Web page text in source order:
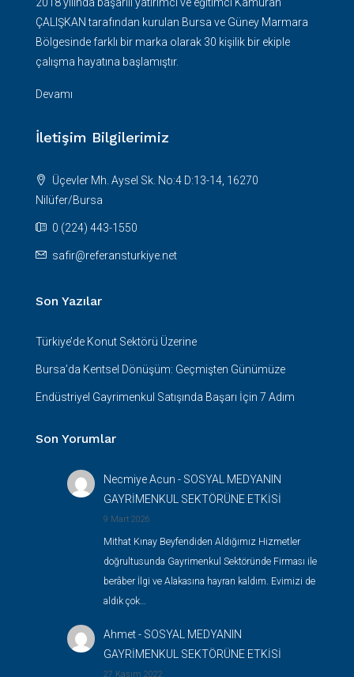
ÇALIŞKAN tarafından kurulan Bursa ve Güney Marmara
Bölgesinde farklı bir marka olarak 30 kişilik bir ekiple
çalışma hayatına başlamıştır.
Devamı
İletişim Bilgilerimiz
Üçevler Mh. Aysel Sk. No:4 D:13-14, 16270
Nilüfer/Bursa
0 (224) 443-1550
safir@referansturkiye.net
Son Yazılar
Türkiye’de Konut Sektörü Üzerine
Bursa’da Kentsel Dönüşüm: Geçmişten Günümüze
Endüstriyel Gayrimenkul Satışında Başarı İçin 7 Adım
Son Yorumlar
Necmiye Acun - SOSYAL MEDYANIN
GAYRİMENKUL SEKTÖRÜNE ETKİSİ
9 Mart 2026
Mithat Kınay Beyfendiden Aldığımız Hizmetler
doğrultusunda Gayrimenkul Sektöründe Firması ile
berâber İlgi ve Alakasına hayran kaldım. Evimizi de
aldık çok…
Ahmet- SOSYAL MEDYANIN
GAYRİMENKUL SEKTÖRÜNE ETKİSİ
27 Kasım 2022